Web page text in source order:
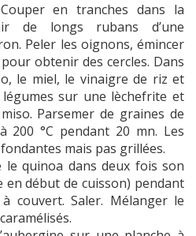
en tranches dans la
de longs rubans d’une
Peler les oignons, émincer
obtenir des cercles. Dans
le miel, le vinaigre de riz et
légumes sur une lèchefrite et
Parsemer de graines de
200 °C pendant 20 mn. Les
mais pas grillées.
le quinoa dans deux fois son
en début de cuisson) pendant
couvert. Saler. Mélanger le